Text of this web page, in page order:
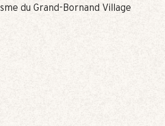
du Grand-Bornand Village